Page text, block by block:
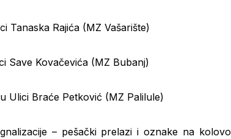
Tanaska Rajića (MZ Vašarište)
Save Kovačevića (MZ Bubanj)
Ulici Braće Petković (MZ Palilule)
– pešački prelazi i oznake na